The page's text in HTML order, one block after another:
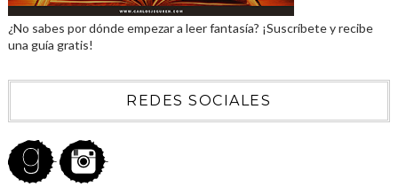
¿No sabes por dónde empezar a leer fantasía? ¡Suscríbete y recibe
una guía gratis!
REDES SOCIALES